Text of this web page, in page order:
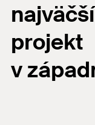
projekt
v